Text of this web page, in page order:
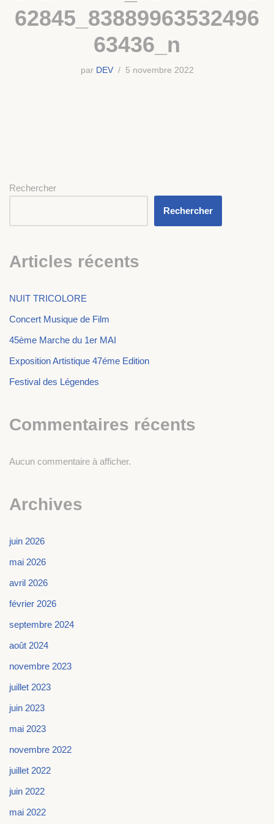
62845_83889963532496
63436_n
par DEV 5 novembre 2022
Rechercher
Rechercher
Articles récents
NUIT TRICOLORE
Concert Musique de Film
45ème Marche du 1er MAI
Exposition Artistique 47éme Edition
Festival des Légendes
Commentaires récents
Aucun commentaire à afficher.
Archives
juin 2026
mai 2026
avril 2026
février 2026
septembre 2024
août 2024
novembre 2023
juillet 2023
juin 2023
mai 2023
novembre 2022
juillet 2022
juin 2022
mai 2022